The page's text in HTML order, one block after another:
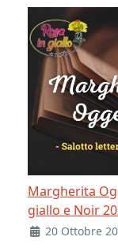
Margherita
giallo e Noir
20 Ottobre